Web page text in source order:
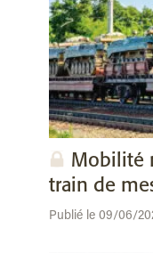
Mobilité
train de
Publié le 09/06/